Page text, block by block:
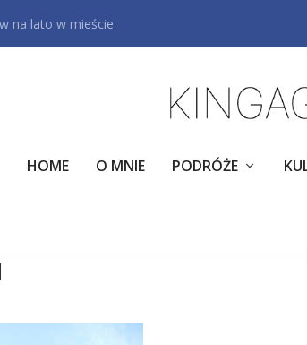
na lato w mieście
HOME O MNIE PODRÓŻE